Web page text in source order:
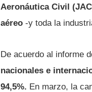
Aeronáutica Civil
aéreo -y toda la
De acuerdo al informe
nacionales e
94,5%. En marzo, la